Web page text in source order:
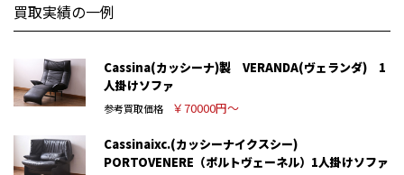
買取実績の一例
Cassina(カッシーナ)製 VERANDA(ヴェランダ) 1
人掛けソファ
参考買取価格 ￥70000円～
Cassinaixc.(カッシーナイクスシー)
PORTOVENERE（ポルトヴェーネル）1人掛けソファ